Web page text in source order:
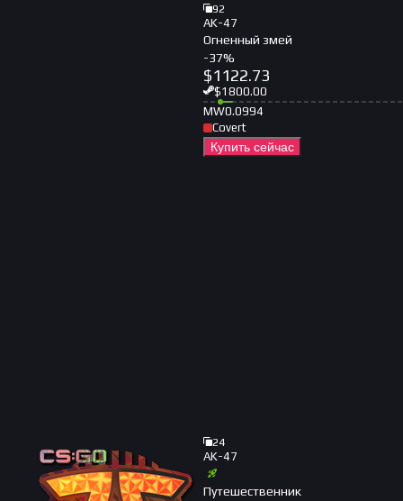
92
AK-47
Огненный змей
-37%
$1122.73
$1800.00
MW0.0994
Covert
Купить сейчас
24
AK-47
Путешественник